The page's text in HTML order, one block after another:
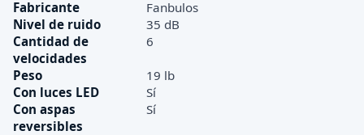
Fabricante
Fanbulos
Nivel de ruido
35 dB
Cantidad de
velocidades
6
Peso
19 lb
Con luces LED
Sí
Con aspas
reversibles
Sí